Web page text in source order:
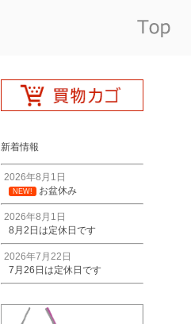
新着情報
2026年8月1日
NEW! お盆休み
2026年8月1日
8月2日は定休日です
2026年7月22日
7月26日は定休日です